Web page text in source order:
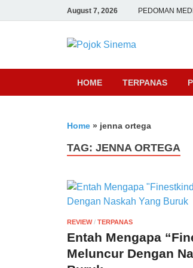
August 7, 2026 PEDOMAN
HOME TERPANAS
Home » jenna ortega
TAG: JENNA ORTEGA
REVIEW/ TERPANAS
Entah Mengapa
Meluncur Dengan